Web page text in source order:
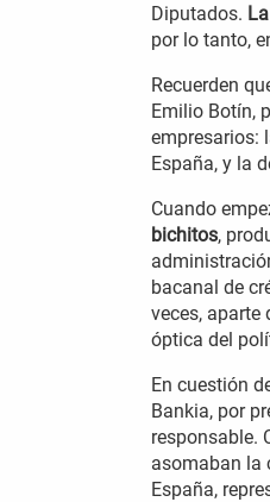
Diputados.
por lo tanto,
Recuerden
Emilio Botín,
empresarios:
España, y la
Cuando
bichitos,
bacanal de
veces, aparte
óptica del
En cuestión
Bankia, por
responsable.
asomaban la
España,